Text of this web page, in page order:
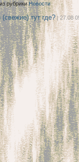
рубрикиНовости
тут где? | 27.08
22:12
08:17